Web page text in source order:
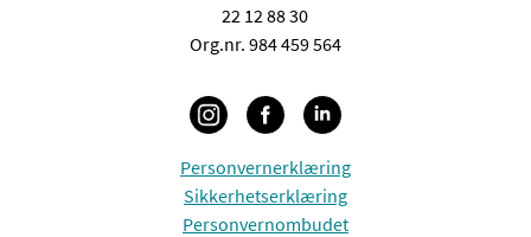
22 12 88 30
Org.nr. 984 459 564
Personvernerklæring
Sikkerhetserklæring
Personvernombudet